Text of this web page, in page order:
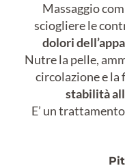
Massaggio
sciogliere le
dolori
Nutre la pelle,
circolazione e
stabilità
E’ un